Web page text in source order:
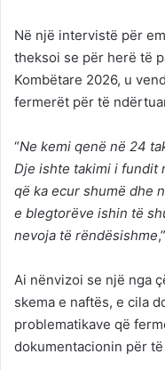
Në një intervistë për
theksoi se për herë të
Kombëtare 2026, u
fermerët për të
“Ne kemi qenë në 24
Dje ishte takimi i fundit
që ka ecur shumë dhe
e blegtorëve ishin të
nevoja të rëndësishme
Ai nënvizoi se një nga
skema e naftës, e cila
problematikave që
dokumentacionin për të